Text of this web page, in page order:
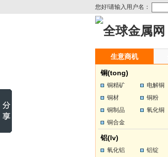
您好!请输入用户名：
生意商机
铜(tong)
铜精矿
电解铜
铜材
铜粉
铜制品
氧化铜
铜合金
铝(lv)
氧化铝
铝锭